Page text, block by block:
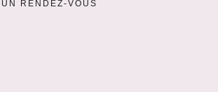
RENDEZ-VOUS